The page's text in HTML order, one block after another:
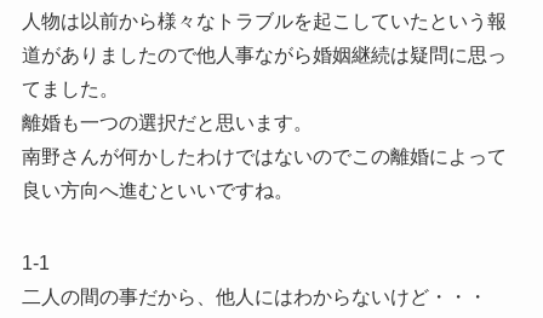
人物は以前から様々なトラブルを起こしていたという報
道がありましたので他人事ながら婚姻継続は疑問に思っ
てました。
離婚も一つの選択だと思います。
南野さんが何かしたわけではないのでこの離婚によって
良い方向へ進むといいですね。
1-1
二人の間の事だから、他人にはわからないけど・・・